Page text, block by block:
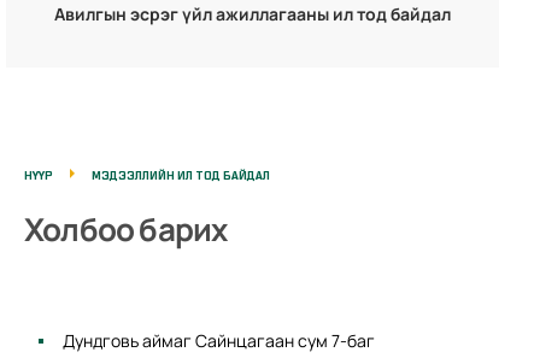
Авилгын эсрэг үйл ажиллагааны ил тод байдал
НҮҮР МЭДЭЭЛЛИЙН ИЛ ТОД БАЙДАЛ
Холбоо барих
Дундговь аймаг Сайнцагаан сум 7-баг